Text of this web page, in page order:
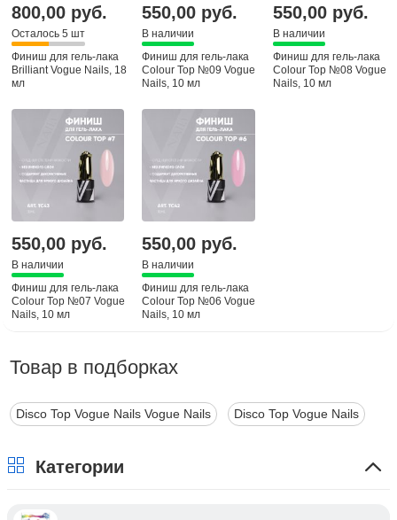
800,00 руб.
Осталось 5 шт
Финиш для гель-лака
Brilliant Vogue Nails, 18
мл
550,00 руб.
В наличии
Финиш для гель-лака
Colour Top №09 Vogue
Nails, 10 мл
550,00 руб.
В наличии
Финиш для гель-лака
Colour Top №08 Vogue
Nails, 10 мл
550,00 руб.
В наличии
Финиш для гель-лака
Colour Top №07 Vogue
Nails, 10 мл
550,00 руб.
В наличии
Финиш для гель-лака
Colour Top №06 Vogue
Nails, 10 мл
Товар в подборках
Disco Top Vogue Nails Vogue Nails Disco Top Vogue Nails
Категории